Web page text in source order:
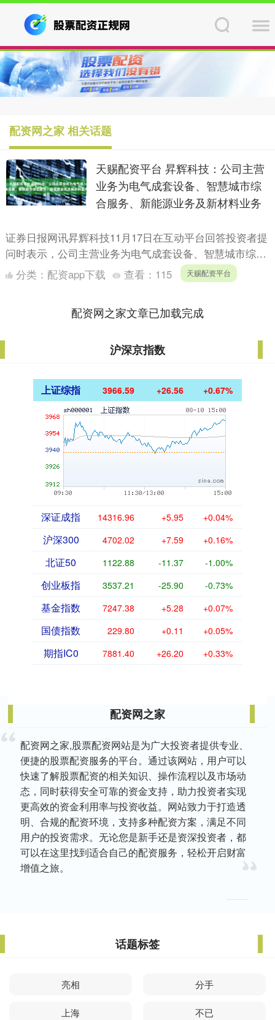
配资网之家 相关话题
天赐配资平台 昇辉科技：公司主营
业务为电气成套设备、智慧城市综
合服务、新能源业务及新材料业务
证券日报网讯昇辉科技11月17日在互动平台回答投资者提
问时表示，公司主营业务为电气成套设备、智慧城市综合
服务、新能源业务及新材料业务。在电气成套设备领域，
公司提....
分类： 配资app下载 查看： 115 天赐配资平台
配资网之家文章已加载完成
沪深京指数
上证综指 3966.59 +26.56 +0.67%
深证成指 14316.96 +5.95 +0.04%
沪深300 4702.02 +7.59 +0.16%
北证50 1122.88 -11.37 -1.00%
创业板指 3537.21 -25.90 -0.73%
基金指数 7247.38 +5.28 +0.07%
国债指数 229.80 +0.11 +0.05%
期指IC0 7881.40 +26.20 +0.33%
配资网之家
配资网之家,股票配资网站是为广大投资者提供专业、
便捷的股票配资服务的平台。通过该网站，用户可以
快速了解股票配资的相关知识、操作流程以及市场动
态，同时获得安全可靠的资金支持，助力投资者实现
更高效的资金利用率与投资收益。网站致力于打造透
明、合规的配资环境，支持多种配资方案，满足不同
用户的投资需求。无论您是新手还是资深投资者，都
可以在这里找到适合自己的配资服务，轻松开启财富
增值之旅。
话题标签
亮相 分手
上海 不已